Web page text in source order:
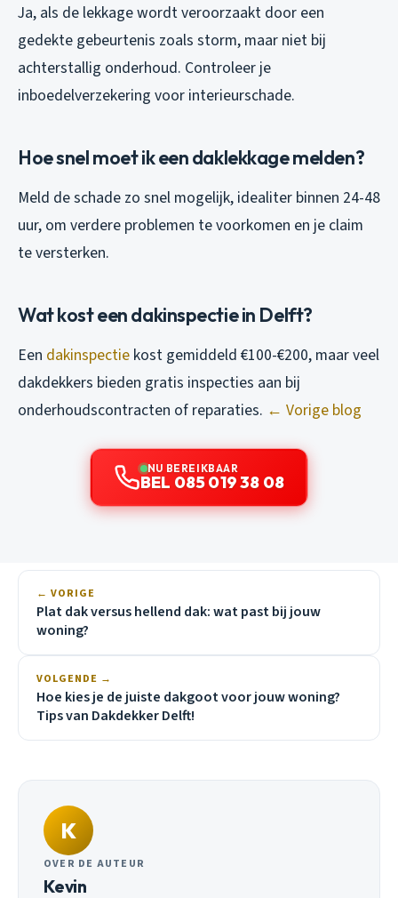
Ja, als de lekkage wordt veroorzaakt door een
gedekte gebeurtenis zoals storm, maar niet bij
achterstallig onderhoud. Controleer je
inboedelverzekering voor interieurschade.
Hoe snel moet ik een daklekkage melden?
Meld de schade zo snel mogelijk, idealiter binnen 24-48
uur, om verdere problemen te voorkomen en je claim
te versterken.
Wat kost een dakinspectie in Delft?
Een dakinspectie kost gemiddeld €100-€200, maar veel
dakdekkers bieden gratis inspecties aan bij
onderhoudscontracten of reparaties. ← Vorige blog
NU BEREIKBAAR
BEL 085 019 38 08
← VORIGE
Plat dak versus hellend dak: wat past bij jouw
woning?
VOLGENDE →
Hoe kies je de juiste dakgoot voor jouw woning?
Tips van Dakdekker Delft!
K
OVER DE AUTEUR
Kevin